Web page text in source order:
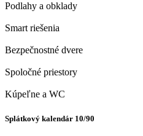
Podlahy a obklady
Smart riešenia
Bezpečnostné dvere
Spoločné priestory
Kúpeľne a WC
Splátkový kalendár 10/90